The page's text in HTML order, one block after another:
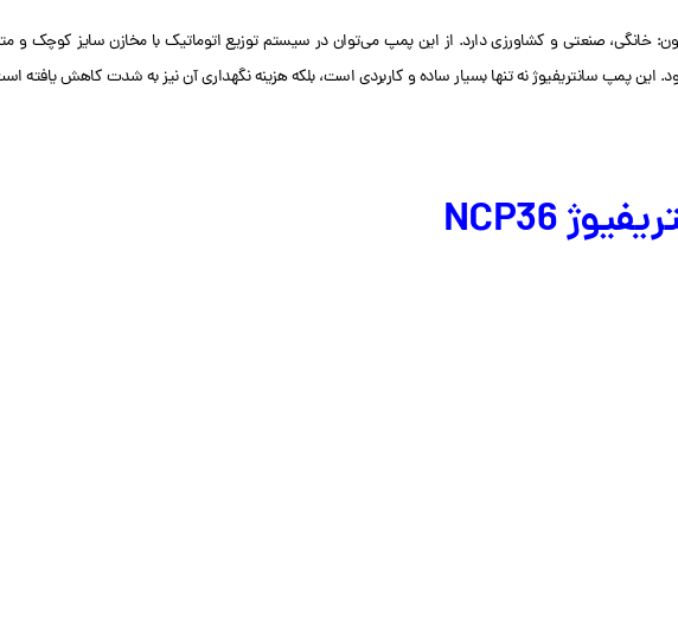
خانگی، صنعتی و کشاورزی دارد. از این پمپ می‌توان در سیستم توزیع اتوماتیک با مخازن سایز کوچک و
پمپ سانتریفیوژ نه تنها بسیار ساده و کاربردی است، بلکه هزینه نگهداری آن نیز به شدت کاهش یافته